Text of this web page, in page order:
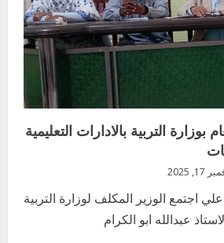
بوزارة التربية بالادارات التعليمية
2025
اجتمع الوزير المكلف لوزارة التربية
عبدالله ابو الكرام